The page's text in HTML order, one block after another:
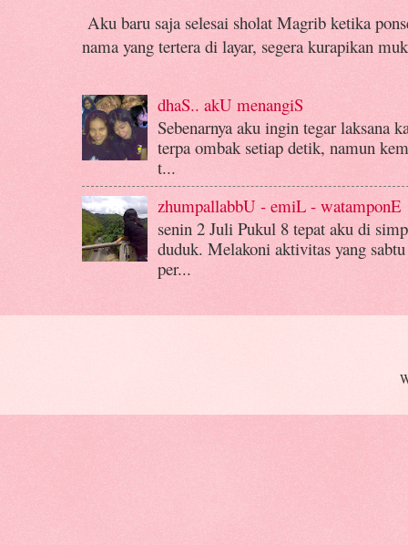
Aku baru saja selesai sholat Magrib ketika
nama yang tertera di layar, segera kurapikan
dhaS.. akU menangiS
Sebenarnya aku ingin tegar laksana
terpa ombak setiap detik, namun
t...
zhumpallabbU - emiL - watamponE
senin 2 Juli Pukul 8 tepat aku di
duduk. Melakoni aktivitas yang
per...